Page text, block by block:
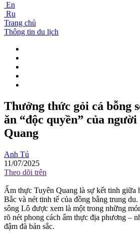
En
Ru
Trang chủ
Thông tin du lịch
Thưởng thức gỏi cá bỗng
ăn “độc quyền” của
Quang
Anh Tú
11/07/2025
Theo dõi trên
Ẩm thực Tuyên Quang là sự kết tinh
Bắc và nét tinh tế của đồng bằng trung
sông Lô được xem là một trong những
rõ nét phong cách ẩm thực địa phương –
đậm đà bản sắc.